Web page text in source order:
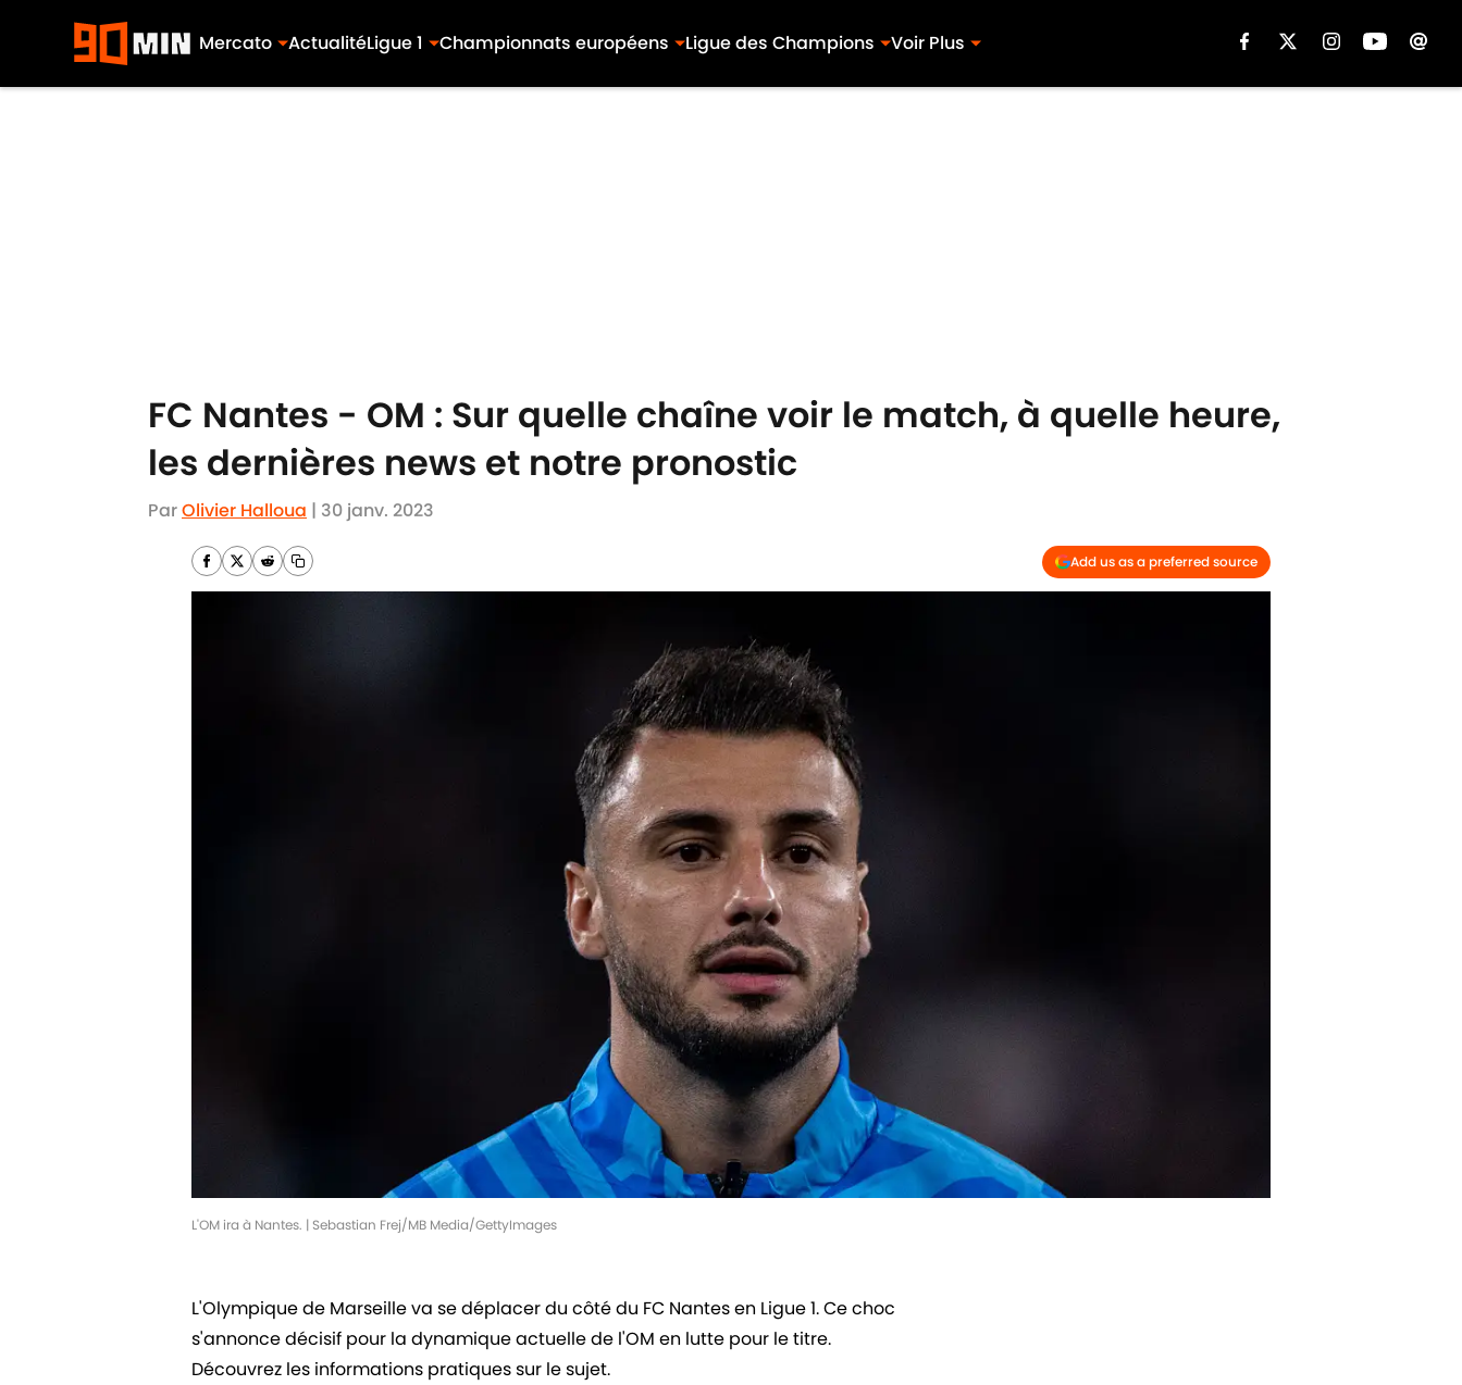
Mercato ActualitéLigue 1 Championnats européens Ligue des Champions Voir Plus
FC Nantes - OM : Sur quelle chaîne voir le match, à quelle heure,
les dernières news et notre pronostic
ParOlivier Halloua | 30 janv. 2023
Add us as a preferred source
L'OM ira à Nantes. | Sebastian Frej/MB Media/GettyImages
L'Olympique de Marseille va se déplacer du côté du FC Nantes en Ligue 1. Ce choc
s'annonce décisif pour la dynamique actuelle de l'OM en lutte pour le titre.
Découvrez les informations pratiques sur le sujet.